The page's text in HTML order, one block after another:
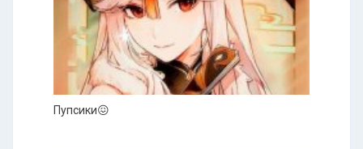
Пупсики😖